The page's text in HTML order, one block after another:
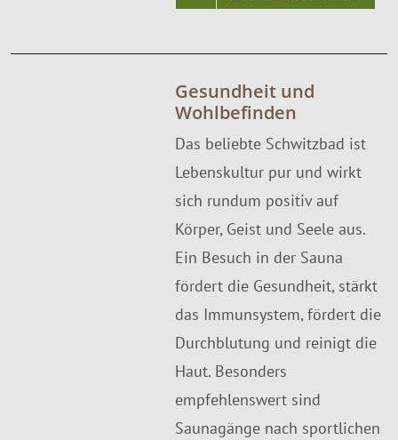
Gesundheit und
Wohlbefinden
Das beliebte Schwitzbad ist
Lebenskultur pur und wirkt
sich rundum positiv auf
Körper, Geist und Seele aus.
Ein Besuch in der Sauna
fördert die Gesundheit, stärkt
das Immunsystem, fördert die
Durchblutung und reinigt die
Haut. Besonders
empfehlenswert sind
Saunagänge nach sportlichen